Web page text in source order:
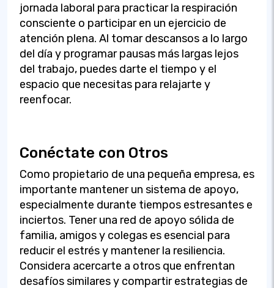
jornada laboral para practicar la respiración
consciente o participar en un ejercicio de
atención plena. Al tomar descansos a lo largo
del día y programar pausas más largas lejos
del trabajo, puedes darte el tiempo y el
espacio que necesitas para relajarte y
reenfocar.
Conéctate con Otros
Como propietario de una pequeña empresa, es
importante mantener un sistema de apoyo,
especialmente durante tiempos estresantes e
inciertos. Tener una red de apoyo sólida de
familia, amigos y colegas es esencial para
reducir el estrés y mantener la resiliencia.
Considera acercarte a otros que enfrentan
desafíos similares y compartir estrategias de